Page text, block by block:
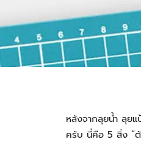
หลังจากลุยน้ำ ลุย
ครับ นี่คือ 5 สิ่ง “ต้